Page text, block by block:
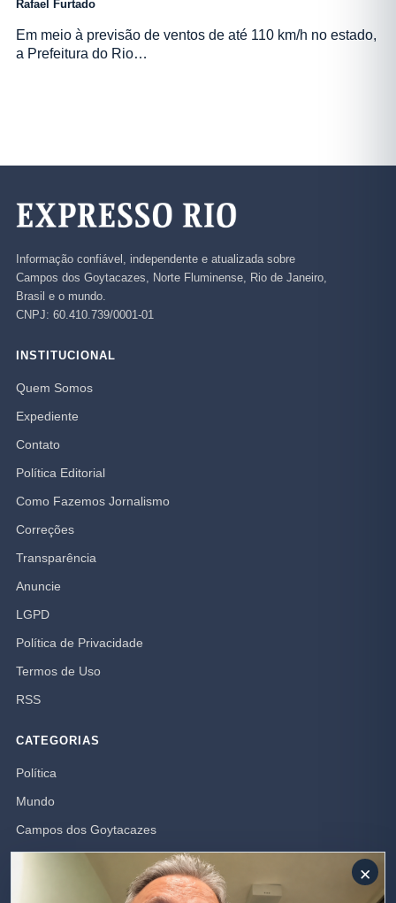
Rafael Furtado
Em meio à previsão de ventos de até 110 km/h no estado,
a Prefeitura do Rio…
Informação confiável, independente e atualizada sobre
Campos dos Goytacazes, Norte Fluminense, Rio de Janeiro,
Brasil e o mundo.
CNPJ: 60.410.739/0001-01
INSTITUCIONAL
Quem Somos
Expediente
Contato
Política Editorial
Como Fazemos Jornalismo
Correções
Transparência
Anuncie
LGPD
Política de Privacidade
Termos de Uso
RSS
CATEGORIAS
Política
Mundo
Campos dos Goytacazes
×